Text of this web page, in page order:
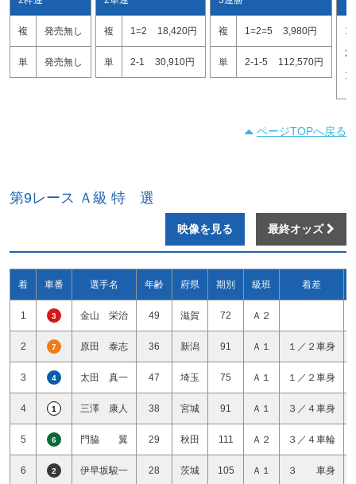
複 発売無し
単 発売無し
複 1=2 18,420円
単 2-1 30,910円
複 1=2=5 3,980円
単 2-1-5 112,570円
ページTOPへ戻る
第9レース Ａ級 特 選
映像を見る 最終オッズ
着 車番 選手名 年齢 府県 期別 級班 着差
1 3 金山 栄治 49 滋賀 72 Ａ２
2 7 原田 泰志 36 新潟 91 Ａ１ １／２車身
3 4 太田 真一 47 埼玉 75 Ａ１ １／２車身
4 1 三澤 康人 38 宮城 91 Ａ１ ３／４車身
5 6 門脇 翼 29 秋田 111 Ａ２ ３／４車輪
6 2 伊早坂駿一 28 茨城 105 Ａ１ ３ 車身